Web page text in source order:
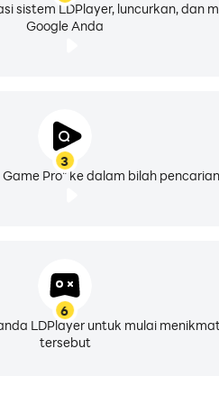
sistem LDPlayer, luncurkan, dan
Google Anda
3
Pro" ke dalam bilah
6
LDPlayer untuk mulai
tersebut